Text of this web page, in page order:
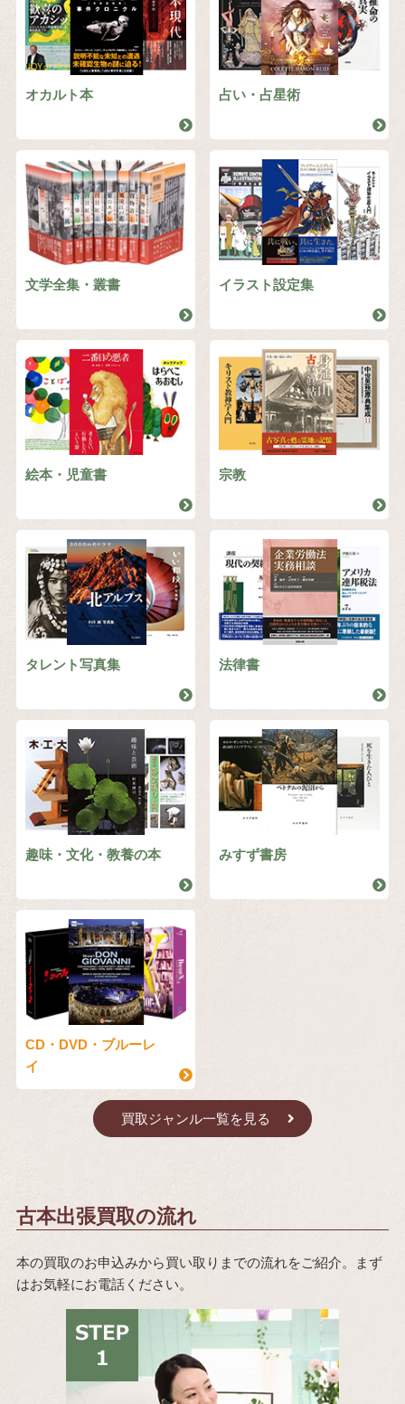
オカルト本 占い・占星術
文学全集・叢書 イラスト設定集
絵本・児童書 宗教
タレント写真集 法律書
趣味・文化・教養の本 みすず書房
CD・DVD・ブルーレ
イ
買取ジャンル一覧を見る
古本出張買取の流れ
本の買取のお申込みから買い取りまでの流れをご紹介。まず
はお気軽にお電話ください。